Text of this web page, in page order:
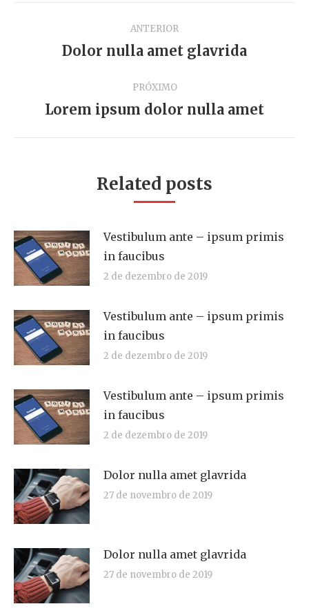
NavegaçãoANTERIOR
Post
Dolor nulla amet glavrida
PRÓXIMO
Próximo
Lorem ipsum dolor nulla amet
Related posts
Vestibulum ante – ipsum primis
in faucibus
2 de dezembro de 2019
Vestibulum ante – ipsum primis
in faucibus
2 de dezembro de 2019
Vestibulum ante – ipsum primis
in faucibus
2 de dezembro de 2019
Dolor nulla amet glavrida
27 de novembro de 2019
Dolor nulla amet glavrida
27 de novembro de 2019